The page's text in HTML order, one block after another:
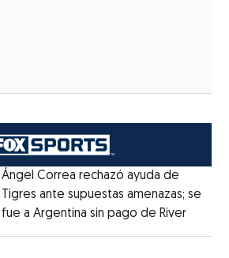
Ángel Correa rechazó ayuda de
Tigres ante supuestas amenazas; se
fue a Argentina sin pago de RiverOpens